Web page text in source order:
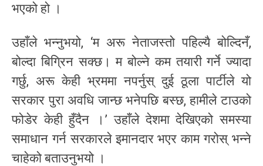
भएको हो ।
उहाँले भन्नुभयो, ‘म अरू नेताजस्तो पहिल्यै बोल्दिनँ,
बोल्दा बिग्रिन सक्छ। म बोल्ने कम तयारी गर्ने ज्यादा
गर्छु, अरू केही भ्रममा नपर्नुस् दुई ठूला पार्टीले यो
सरकार पुरा अवधि जान्छ भनेपछि बस्छ, हामीले टाउको
फोडेर केही हुँदैन ।’ उहाँले देशमा देखिएको समस्या
समाधान गर्न सरकारले इमानदार भएर काम गरोस् भन्ने
चाहेको बताउनुभयो ।